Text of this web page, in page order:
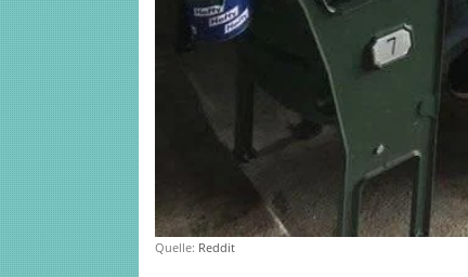
Quelle: Reddit